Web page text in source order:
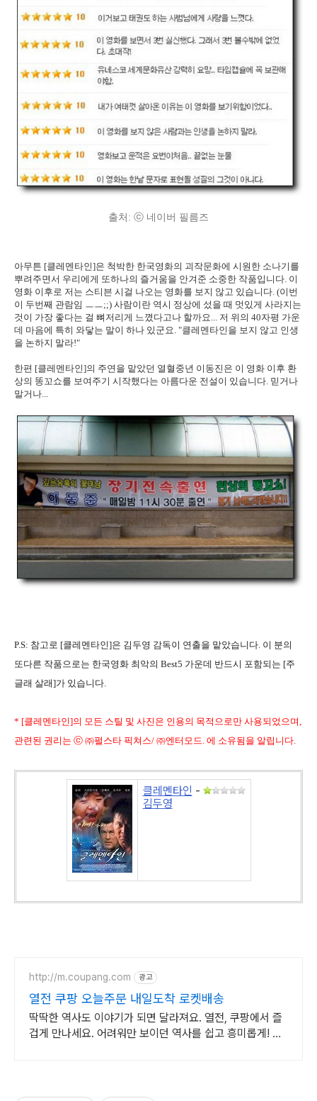
출처: ⓒ 네이버 필름즈
아무튼 [클레멘타인]은 척박한 한국영화의 괴작문화에 시원한 소나기를
뿌려주면서 우리에게 또하나의 즐거움을 안겨준 소중한 작품입니다. 이
영화 이후로 저는 스티븐 시걸 나오는 영화를 보지 않고 있습니다. (이번
이 두번째 관람임 ㅡㅡ;;) 사람이란 역시 정상에 섰을 때 멋있게 사라지는
것이 가장 좋다는 걸 뼈저리게 느꼈다고나 할까요... 저 위의 40자평 가운
데 마음에 특히 와닿는 말이 하나 있군요. "클레멘타인을 보지 않고 인생
을 논하지 말라!"
한편 [클레멘타인]의 주연을 맡았던 열혈중년 이동진은 이 영화 이후 환
상의 똥꼬쇼를 보여주기 시작했다는 아름다운 전설이 있습니다. 믿거나
말거나...
P.S: 참고로 [클레멘타인]은 김두영 감독이 연출을 맡았습니다. 이 분의
또다른 작품으로는 한국영화 최악의 Best5 가운데 반드시 포함되는 [주
글래 살래]가 있습니다.
* [클레멘타인]의 모든 스틸 및 사진은 인용의 목적으로만 사용되었으며,
관련된 권리는 ⓒ ㈜펄스타 픽쳐스/ ㈜엔터모드. 에 소유됨을 알립니다.
클레멘타인 -
김두영
http://m.coupang.com 광고
열전 쿠팡 오늘주문 내일도착 로켓배송
딱딱한 역사도 이야기가 되면 달라져요. 열전, 쿠팡에서 즐
겁게 만나세요. 어려워만 보이던 역사를 쉽고 흥미롭게! 와